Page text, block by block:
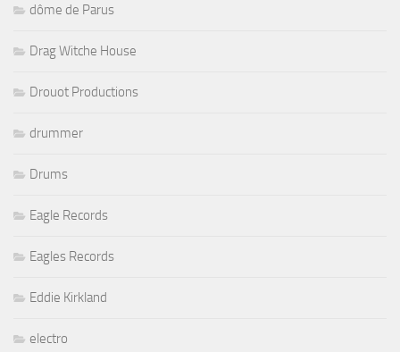
dôme de Parus
Drag Witche House
Drouot Productions
drummer
Drums
Eagle Records
Eagles Records
Eddie Kirkland
electro